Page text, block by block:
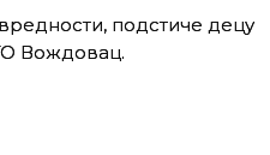
подстиче децу
Вождовац.